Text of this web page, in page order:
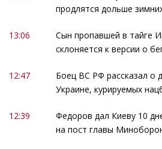
продлятся дольше
13:06
Сын пропавшей в тайге
склоняется к версии о
12:47
Боец ВС РФ рассказал о
Украине, курируемых
12:39
Федоров дал Киеву 10
на пост главы